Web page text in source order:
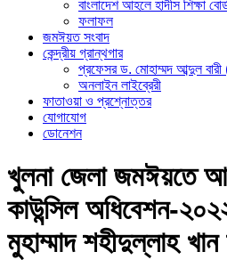
বাংলাদেশ আহলে হাদীস শিক্ষা
ফলাফল
জমঈয়ত সংবাদ
কেন্দ্রীয় গ্রান্থগার
প্রফেসর ড. মোহাম্মদ আব্দুল বারী
অনলাইন লাইব্রেরী
ফাতাওয়া ও প্রশ্নোত্তর
যোগাযোগ
ডোনেশন
খুলনা জেলা জমঈয়তে
কাউন্সিল অধিবেশন-
মুহাম্মাদ শহীদুল্লাহ খান